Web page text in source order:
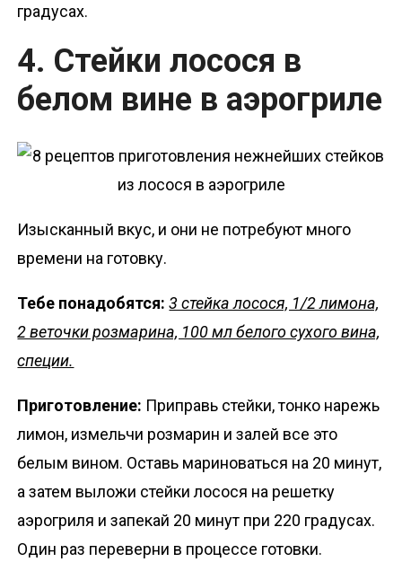
градусах.
4. Стейки лосося в
белом вине в аэрогриле
Изысканный вкус, и они не потребуют много
времени на готовку.
Тебе понадобятся:3 стейка лосося, 1/2 лимона,
2 веточки розмарина, 100 мл белого сухого вина,
специи.
Приготовление: Приправь стейки, тонко нарежь
лимон, измельчи розмарин и залей все это
белым вином. Оставь мариноваться на 20 минут,
а затем выложи стейки лосося на решетку
аэрогриля и запекай 20 минут при 220 градусах.
Один раз переверни в процессе готовки.